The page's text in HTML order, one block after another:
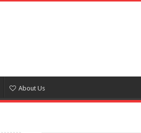
About Us